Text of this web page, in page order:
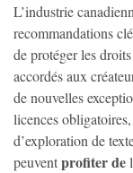
L’industrie
recommandations
deprotégerlesdroits
accordés aux
de nouvelles
licences
d’exploration de
peuventprofiter de